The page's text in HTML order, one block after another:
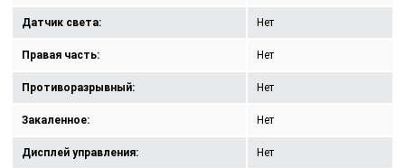
Датчик света: Нет
Правая часть: Нет
Противоразрывный: Нет
Закаленное: Нет
Дисплей управления: Нет